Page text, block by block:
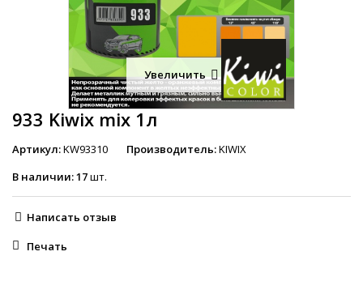
Увеличить
933 Kiwix mix 1л
Артикул:KW93310 Производитель:KIWIX
В наличии:17шт.
Написать отзыв
Печать